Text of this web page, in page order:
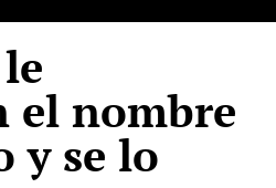
el nombre
y se lo